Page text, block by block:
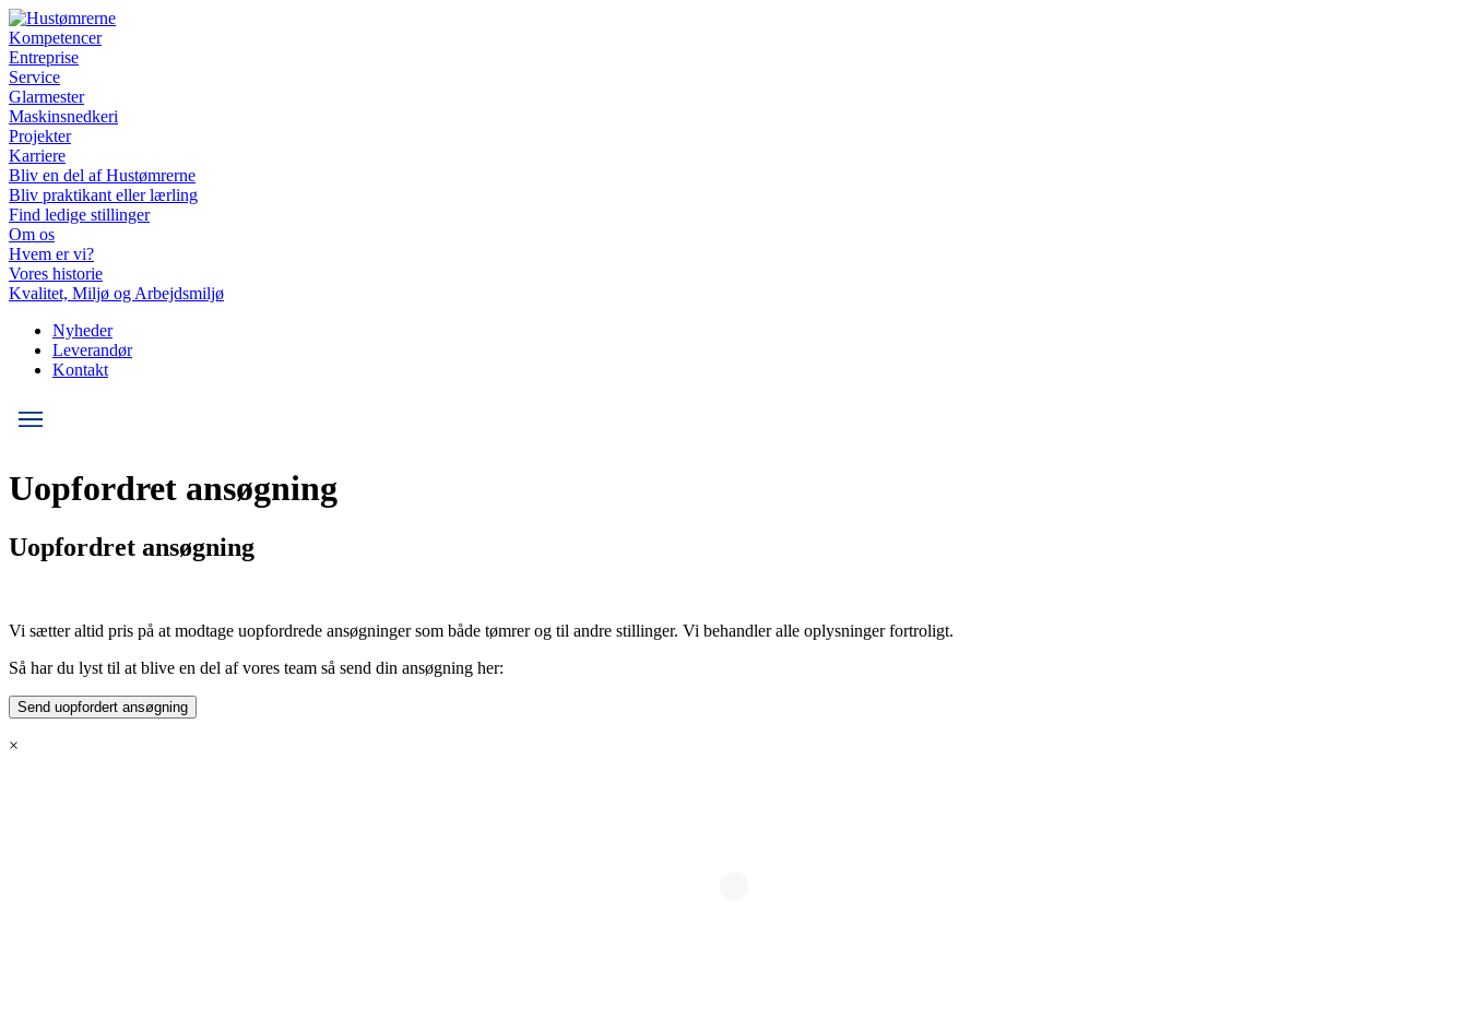
Kompetencer
Entreprise
Service
Glarmester
Maskinsnedkeri
Projekter
Karriere
Bliv en del af Hustømrerne
Bliv praktikant eller lærling
Find ledige stillinger
Om os
Hvem er vi?
Vores historie
Kvalitet, Miljø og Arbejdsmiljø
Nyheder
Leverandør
Kontakt
Uopfordret ansøgning
Uopfordret ansøgning
Vi sætter altid pris på at modtage uopfordrede ansøgninger som både tømrer og til andre stillinger. Vi behandler alle oplysninger fortroligt.
Så har du lyst til at blive en del af vores team så send din ansøgning her:
Send uopfordert ansøgning
×